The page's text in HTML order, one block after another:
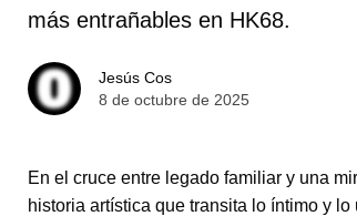
más entrañables en HK68.
Jesús Cos
8 de octubre de 2025
En el cruce entre legado familiar y una
historia artística que transita lo íntimo y